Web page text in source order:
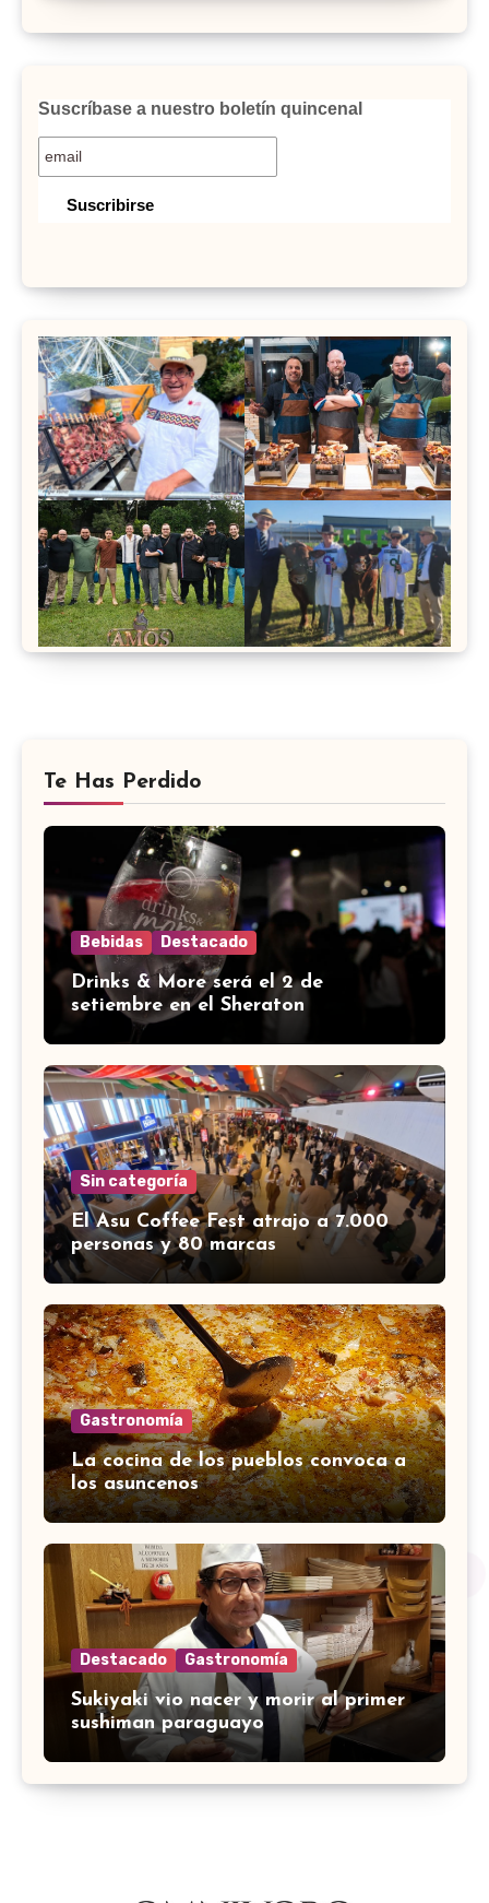
Suscríbase a nuestro boletín quincenal
Te Has Perdido
Bebidas Destacado
Drinks & More será el 2 de
setiembre en el Sheraton
Sin categoría
El Asu Coffee Fest atrajo a 7.000
personas y 80 marcas
Gastronomía
La cocina de los pueblos convoca a
los asuncenos
Destacado Gastronomía
Sukiyaki vio nacer y morir al primer
sushiman paraguayo